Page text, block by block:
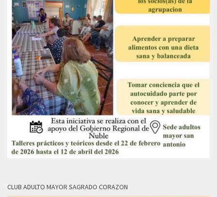
CLUB ADULTO MAYOR SAGRADO CORAZON